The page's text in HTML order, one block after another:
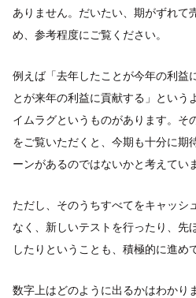
ありません。だいたい、期がずれて
め、参考程度にご覧ください。
例えば「去年したことが今年の利益
とが来年の利益に貢献する」という
イムラグというものがあります。そ
をご覧いただくと、今期も十分に期
ーンがあるのではないかと考えてい
ただし、そのうちすべてをキャッシ
なく、新しいテストを行ったり、先
したりということも、積極的に進め
数字上はどのように出るかはわかり